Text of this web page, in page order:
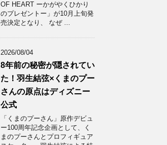
OF HEART ーかがやくひかり
のプレゼントー」が10月上旬発
売決定となり、 なぜ ...
2026/08/04
8年前の秘密が隠されてい
た！羽生結弦×くまのプー
さんの原点はディズニー
公式
「くまのプーさん」原作デビュ
ー100周年記念企画として、く
まのプーさんとプロフィギュア